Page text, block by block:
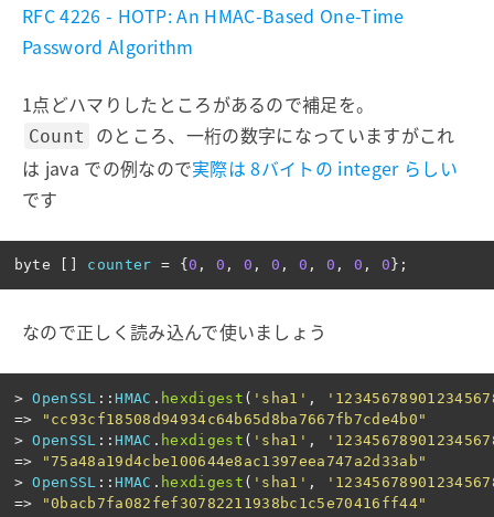
RFC 4226 - HOTP: An HMAC-Based One-Time
Password Algorithm
1点どハマりしたところがあるので補足を。
Count
のところ、一桁の数字になっていますがこれ
は java での例なので実際は 8バイトの integer らしい
です
byte counter = { 0 , 0 , 0 , 0 , 0 , 0 , 0 , 0 };
なので正しく読み込んで使いましょう
> OpenSSL :: HMAC . hexdigest ( 'sha1' ,
=>
"cc93cf18508d94934c64b65d8ba7667fb7cde4b0"
> OpenSSL :: HMAC . hexdigest ( 'sha1' ,
=>
"75a48a19d4cbe100644e8ac1397eea747a2d33ab"
> OpenSSL :: HMAC . hexdigest ( 'sha1' ,
=>
"0bacb7fa082fef30782211938bc1c5e70416ff44"